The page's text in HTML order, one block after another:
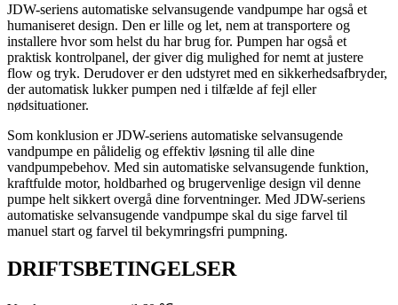
JDW-seriens automatiske selvansugende vandpumpe har også et
humaniseret design. Den er lille og let, nem at transportere og
installere hvor som helst du har brug for. Pumpen har også et
praktisk kontrolpanel, der giver dig mulighed for nemt at justere
flow og tryk. Derudover er den udstyret med en sikkerhedsafbryder,
der automatisk lukker pumpen ned i tilfælde af fejl eller
nødsituationer.
Som konklusion er JDW-seriens automatiske selvansugende
vandpumpe en pålidelig og effektiv løsning til alle dine
vandpumpebehov. Med sin automatiske selvansugende funktion,
kraftfulde motor, holdbarhed og brugervenlige design vil denne
pumpe helt sikkert overgå dine forventninger. Med JDW-seriens
automatiske selvansugende vandpumpe skal du sige farvel til
manuel start og farvel til bekymringsfri pumpning.
DRIFTSBETINGELSER